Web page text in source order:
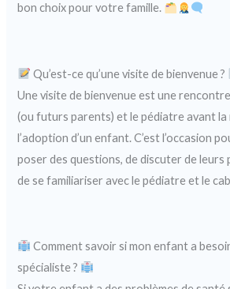
bon choix pour votre famille.
Qu’est-ce qu’une visite de bienvenue ?
Une visite de bienvenue est une
(ou futurs parents) et le pédiatre avant la
l’adoption d’un enfant. C’est l’occasion
poser des questions, de discuter de
de se familiariser avec le pédiatre et le
Comment savoir si mon enfant a
spécialiste ?